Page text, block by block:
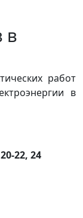
в
работ
в
22, 24